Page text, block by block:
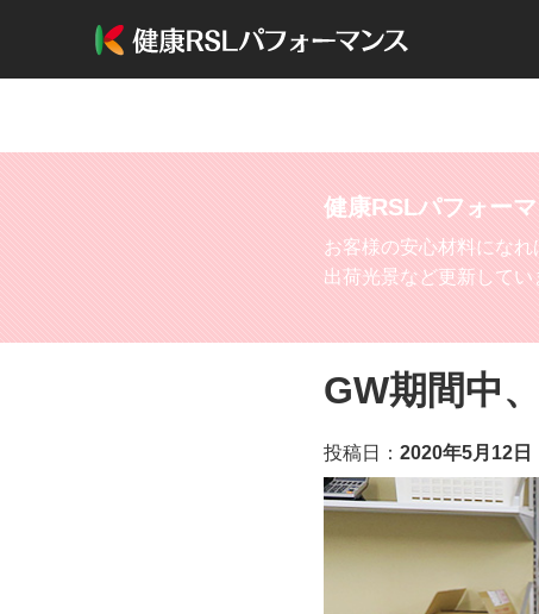
健康RSLパフォー
お客様の安心材料にな
出荷光景など更新してい
GW期間中
投稿日： 2020年5月12日